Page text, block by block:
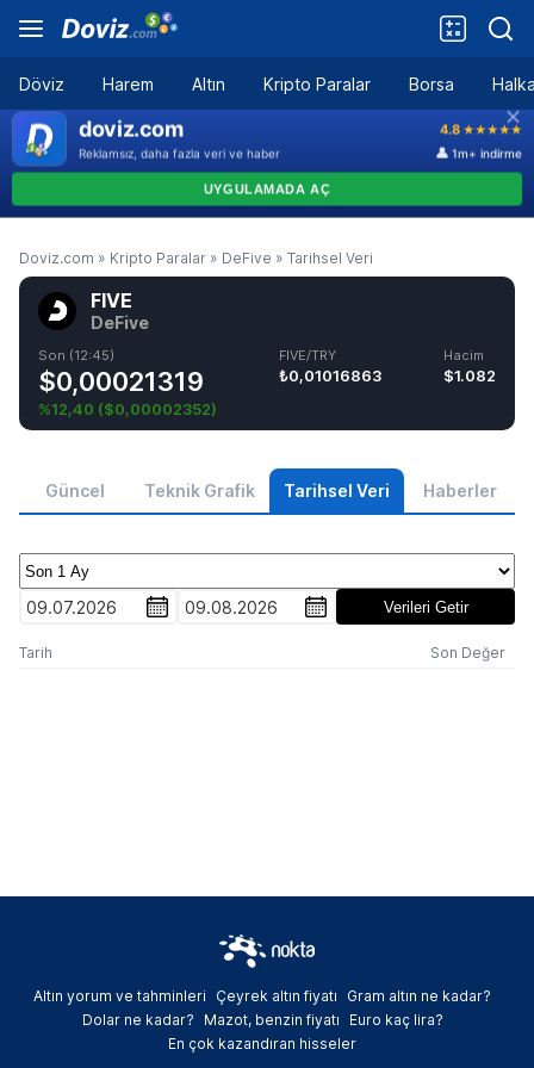
Döviz Harem Altın Kripto Paralar Borsa
Doviz.com » Kripto Paralar » DeFive » Tarihsel Veri
FIVE
DeFive
Son (12:45)
$0,00021319
%12,40 ($0,00002352)
FIVE/TRY
₺0,01016863
Hacim
$1.082
Güncel Teknik Grafik Tarihsel Veri Haberler
09.07.2026 09.08.2026 Verileri Getir
Tarih Son Değer
Altın yorum ve tahminleri Çeyrek altın fiyatı
Gram altın ne kadar?
Dolar ne kadar?
Mazot, benzin fiyatı
Euro kaç lira?
En çok kazandıran hisseler